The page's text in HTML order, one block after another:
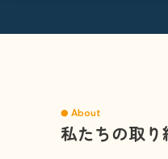
About
私たちの取り